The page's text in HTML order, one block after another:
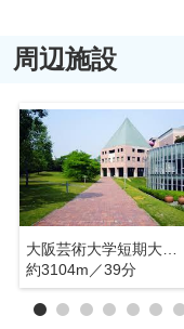
周辺施設
大阪芸術大学短期大学部
約3104m／39分